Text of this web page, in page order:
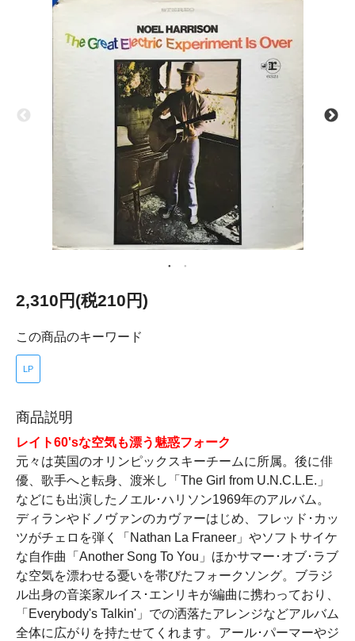
2,310円(税210円)
この商品のキーワード
LP
商品説明
レイト60'sな空気も漂う魅惑フォーク
元々は英国のオリンピックスキーチームに所属。後に俳
優、歌手へと転身、渡米し「The Girl from U.N.C.L.E.」
などにも出演したノエル･ハリソン1969年のアルバム。
ディランやドノヴァンのカヴァーはじめ、フレッド･カッ
ツがチェロを弾く「Nathan La Franeer」やソフトサイケ
な自作曲「Another Song To You」ほかサマー･オブ･ラブ
な空気を漂わせる憂いを帯びたフォークソング。ブラジ
ル出身の音楽家ルイス･エンリキが編曲に携わっており、
「Everybody's Talkin'」での洒落たアレンジなどアルバム
全体に広がりを持たせてくれます。アール･パーマーやジ